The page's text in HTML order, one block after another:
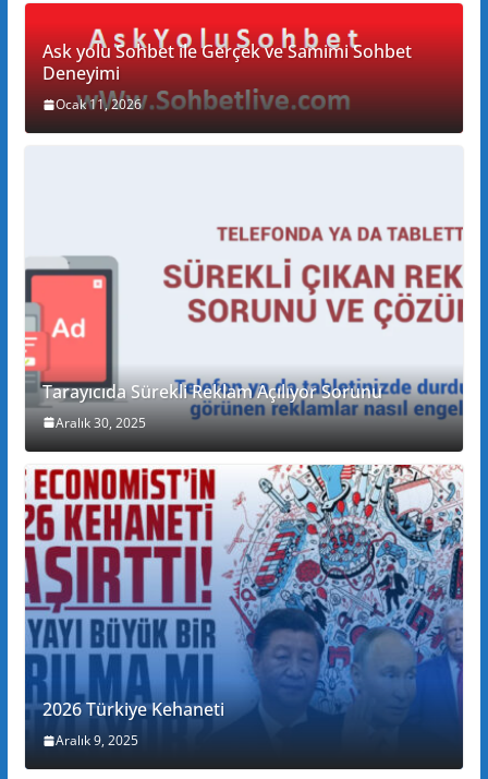
Ask yolu Sohbet ile Gerçek ve Samimi Sohbet
Deneyimi
Ocak 11, 2026
Tarayıcıda Sürekli Reklam Açılıyor Sorunu
Aralık 30, 2025
2026 Türkiye Kehaneti
Aralık 9, 2025